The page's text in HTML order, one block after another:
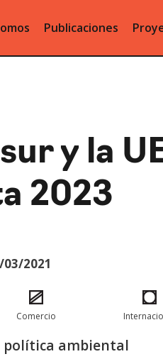
Publicaciones
y la
2023
2021
Comercio
política ambiental